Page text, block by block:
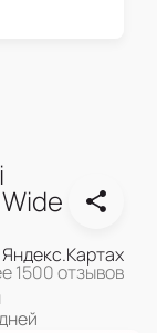
1500 отзывов